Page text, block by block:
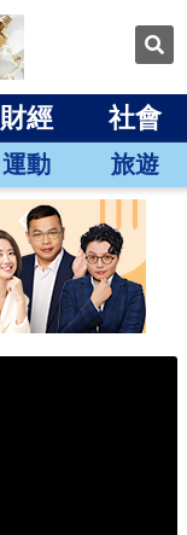
財經 社會
運動 旅遊